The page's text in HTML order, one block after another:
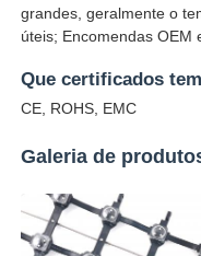
grandes, geralmente o
úteis; Encomendas OEM
Que certificados
CE, ROHS, EMC
Galeria de